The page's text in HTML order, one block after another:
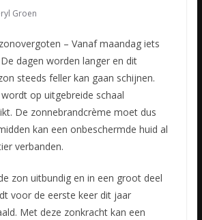
Groen
– Vanaf maandag iets
dagen worden langer en dit
steeds feller kan gaan schijnen.
op uitgebreide schaal
De zonnebrandcrème moet dus
kan een onbeschermde huid al
verbanden.
zon uitbundig en in een groot deel
voor de eerste keer dit jaar
Met deze zonkracht kan een